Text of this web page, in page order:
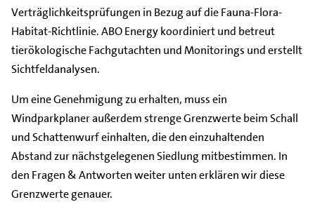
Verträglichkeitsprüfungen in Bezug auf die Fauna-Flora-
Habitat-Richtlinie. ABO Energy koordiniert und betreut
tierökologische Fachgutachten und Monitorings und erstellt
Sichtfeldanalysen.
Um eine Genehmigung zu erhalten, muss ein
Windparkplaner außerdem strenge Grenzwerte beim Schall
und Schattenwurf einhalten, die den einzuhaltenden
Abstand zur nächstgelegenen Siedlung mitbestimmen. In
den Fragen & Antworten weiter unten erklären wir diese
Grenzwerte genauer.